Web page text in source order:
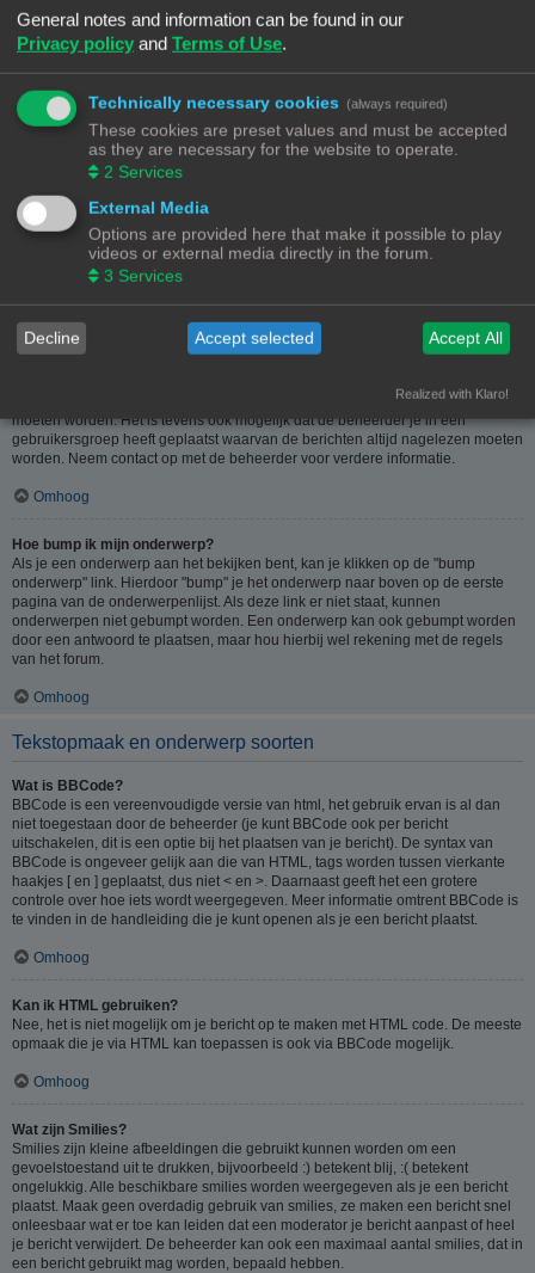
heeft hier dus in geen geval iets mee te maken.
Omhoog
Hoe kan ik berichten aan een moderator melden?
Als de beheerder het toelaat, kun je op de hiervoor dienende knop klikken bij
het bericht. Als je hierop geklikt hebt, moet je een paar verplichte stappen
volgen om de melding te versturen.
Waarvoor dient de "Opslaan"-knop bij het plaatsen van een bericht?
Hiermee kun je berichten opslaan om ze dan later af te werken en te plaatsen.
Een opgeslagen bericht kun je, via de bijhorende optie, in het
Omhoog
De beheerder kan beslist hebben dat geplaatste berichten eerst nagekeken
moeten worden. Het is tevens ook mogelijk dat de beheerder je in een
gebruikersgroep heeft geplaatst waarvan de berichten altijd nagelezen moeten
worden. Neem contact op met de beheerder voor verdere informatie.
Omhoog
Hoe bump ik mijn onderwerp?
Als je een onderwerp aan het bekijken bent, kan je klikken op de "bump
onderwerp" link. Hierdoor "bump" je het onderwerp naar boven op de eerste
pagina van de onderwerpenlijst. Als deze link er niet staat, kunnen
onderwerpen niet gebumpt worden. Een onderwerp kan ook gebumpt worden
door een antwoord te plaatsen, maar hou hierbij wel rekening met de regels
van het forum.
Omhoog
Tekstopmaak en onderwerp soorten
Wat is BBCode?
BBCode is een vereenvoudigde versie van html, het gebruik ervan is al dan
niet toegestaan door de beheerder (je kunt BBCode ook per bericht
uitschakelen, dit is een optie bij het plaatsen van je bericht). De syntax van
BBCode is ongeveer gelijk aan die van HTML, tags worden tussen vierkante
haakjes [ en ] geplaatst, dus niet < en >. Daarnaast geeft het een grotere
controle over hoe iets wordt weergegeven. Meer informatie omtrent BBCode is
te vinden in de handleiding die je kunt openen als je een bericht plaatst.
Omhoog
Kan ik HTML gebruiken?
Nee, het is niet mogelijk om je bericht op te maken met HTML code. De meeste
opmaak die je via HTML kan toepassen is ook via BBCode mogelijk.
Omhoog
Wat zijn Smilies?
Smilies zijn kleine afbeeldingen die gebruikt kunnen worden om een
gevoelstoestand uit te drukken, bijvoorbeeld :) betekent blij, :( betekent
ongelukkig. Alle beschikbare smilies worden weergegeven als je een bericht
plaatst. Maak geen overdadig gebruik van smilies, ze maken een bericht snel
onleesbaar wat er toe kan leiden dat een moderator je bericht aanpast of heel
je bericht verwijdert. De beheerder kan ook een maximaal aantal smilies, dat in
een bericht gebruikt mag worden, bepaald hebben.
General notes and information can be found in our
Privacy policy and Terms of Use.
Technically necessary cookies (always required)
These cookies are preset values and must be accepted
as they are necessary for the website to operate.
2 Services
External Media
Options are provided here that make it possible to play
videos or external media directly in the forum.
3 Services
Decline Accept selected Accept All
Realized with Klaro!